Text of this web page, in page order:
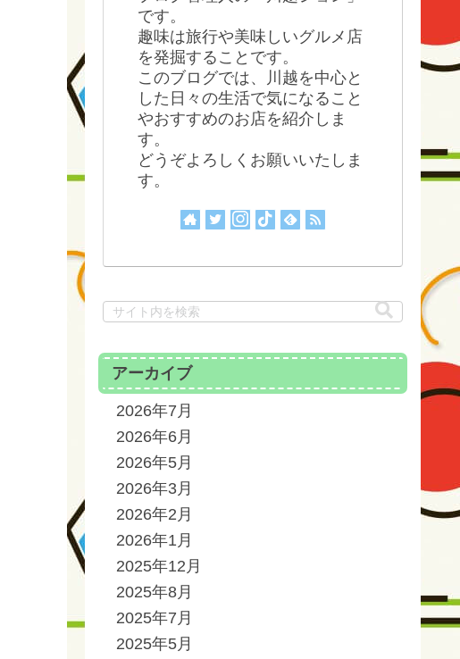
です。
趣味は旅行や美味しいグルメ店
を発掘することです。
このブログでは、川越を中心と
した日々の生活で気になること
やおすすめのお店を紹介しま
す。
どうぞよろしくお願いいたしま
す。
アーカイブ
2026年7月
2026年6月
2026年5月
2026年3月
2026年2月
2026年1月
2025年12月
2025年8月
2025年7月
2025年5月